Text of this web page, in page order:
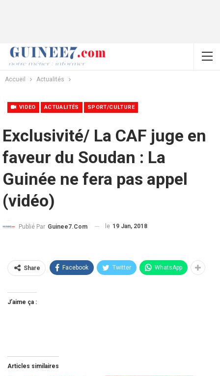
Accueil Actualités
VIDEO ACTUALITÉS SPORT/CULTURE
Exclusivité/ La CAF juge en
faveur du Soudan : La
Guinée ne fera pas appel
(vidéo)
Publié Par Guinee7.com le 19 Jan, 2018
Share Facebook Twitter WhatsApp
J’aime ça :
Articles similaires